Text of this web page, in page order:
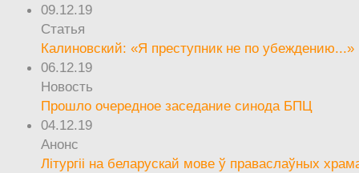
09.12.19
Статья
Калиновский: «Я преступник не по убеждению...»
06.12.19
Новость
Прошло очередное заседание синода БПЦ
04.12.19
Анонс
Літургіі на беларускай мове ў праваслаўных